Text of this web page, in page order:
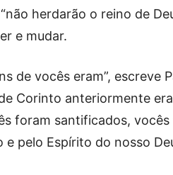
herdarão o reino de
e mudar.
de vocês eram”, escreve
Corinto anteriormente
foram santificados,
e pelo Espírito do nosso